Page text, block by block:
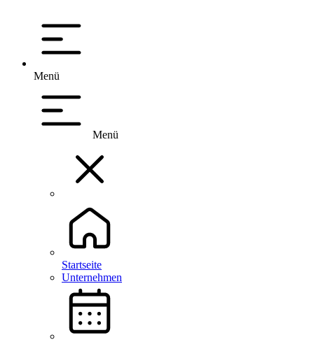
Menü
Menü
Startseite
Unternehmen